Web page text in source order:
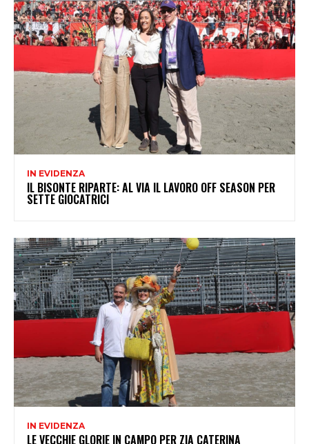
IN EVIDENZA
IL BISONTE RIPARTE: AL VIA IL LAVORO OFF SEASON PER
SETTE GIOCATRICI
IN EVIDENZA
LE VECCHIE GLORIE IN CAMPO PER ZIA CATERINA